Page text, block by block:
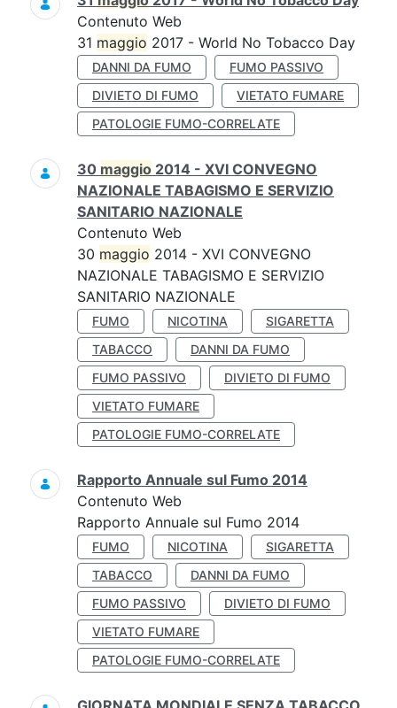
Contenuto Web
31 maggio 2017 - World No Tobacco Day
DANNI DA FUMO
FUMO PASSIVO
DIVIETO DI FUMO
VIETATO FUMARE
PATOLOGIE FUMO-CORRELATE
30 maggio 2014 - XVI CONVEGNO
NAZIONALE TABAGISMO E SERVIZIO
SANITARIO NAZIONALE
Contenuto Web
30 maggio 2014 - XVI CONVEGNO
NAZIONALE TABAGISMO E SERVIZIO
SANITARIO NAZIONALE
FUMO NICOTINA
SIGARETTA
TABACCO
DANNI DA FUMO
FUMO PASSIVO
DIVIETO DI FUMO
VIETATO FUMARE
PATOLOGIE FUMO-CORRELATE
Rapporto Annuale sul Fumo 2014
Contenuto Web
Rapporto Annuale sul Fumo 2014
FUMO NICOTINA
SIGARETTA
TABACCO
DANNI DA FUMO
FUMO PASSIVO
DIVIETO DI FUMO
VIETATO FUMARE
PATOLOGIE FUMO-CORRELATE